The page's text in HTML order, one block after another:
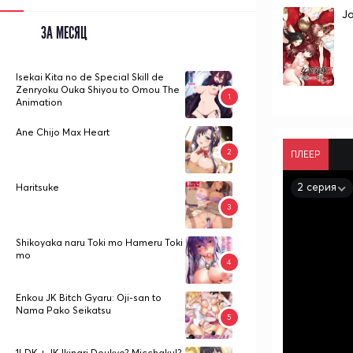
ПЛЕЕР
2 серия
ЗА МЕСЯЦ
Isekai Kita no de Special Skill de
Zenryoku Ouka Shiyou to Omou The
Animation
Ane Chijo Max Heart
Haritsuke
Shikoyaka naru Toki mo Hameru Toki
mo
Enkou JK Bitch Gyaru: Oji-san to
Nama Pako Seikatsu